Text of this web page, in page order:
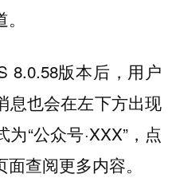
8.0.58版本后，用户
息也会在左下方出现
“公众号·XXX”，点
查阅更多内容。